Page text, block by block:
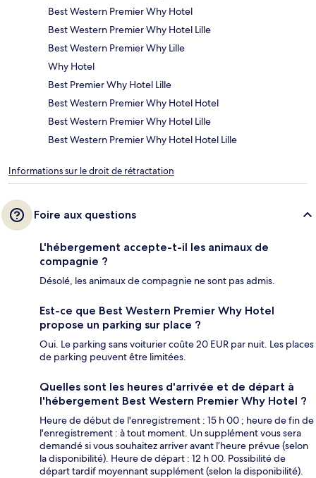
Best Western Premier Why Hotel
Best Western Premier Why Hotel Lille
Best Western Premier Why Lille
Why Hotel
Best Premier Why Hotel Lille
Best Western Premier Why Hotel Hotel
Best Western Premier Why Hotel Lille
Best Western Premier Why Hotel Hotel Lille
Informations sur le droit de rétractation
Foire aux questions
L'hébergement accepte-t-il les animaux de
compagnie ?
Désolé, les animaux de compagnie ne sont pas admis.
Est-ce que Best Western Premier Why Hotel
propose un parking sur place ?
Oui. Le parking sans voiturier coûte 20 EUR par nuit. Les places
de parking peuvent être limitées.
Quelles sont les heures d'arrivée et de départ à
l'hébergement Best Western Premier Why Hotel ?
Heure de début de l'enregistrement : 15 h 00 ; heure de fin de
l'enregistrement : à tout moment. Un supplément vous sera
demandé si vous souhaitez arriver avant l’heure prévue (selon
la disponibilité). Heure de départ : 12 h 00. Possibilité de
départ tardif moyennant supplément (selon la disponibilité).